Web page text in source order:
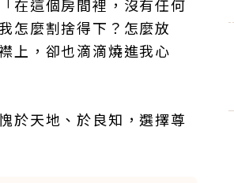
在這個房間裡，沒有任何
怎麼割捨得下？怎麼放
上，卻也滴滴燒進我心
於天地、於良知，選擇尊